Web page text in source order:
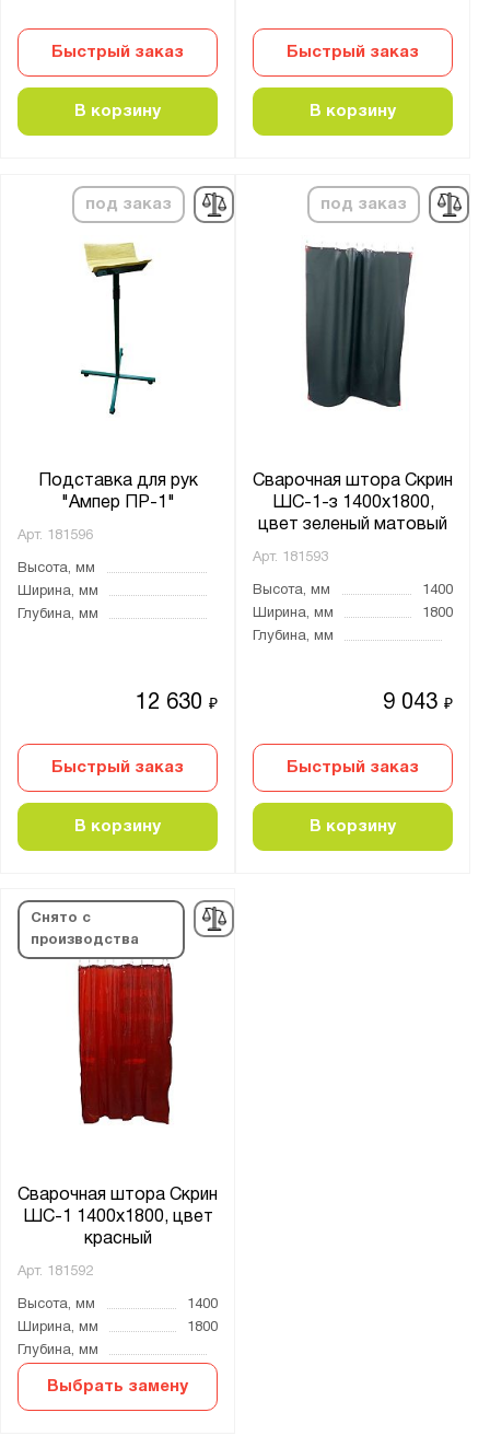
Быстрый заказ
В корзину
Быстрый заказ
В корзину
под заказ
Подставка для рук
"Ампер ПР-1"
Арт. 181596
Высота, мм
Ширина, мм
Глубина, мм
12 630₽
Быстрый заказ
В корзину
под заказ
Сварочная штора Скрин
ШС-1-з 1400х1800,
цвет зеленый матовый
Арт. 181593
Высота, мм
1400
Ширина, мм
1800
Глубина, мм
9 043₽
Быстрый заказ
В корзину
Снято с
производства
Сварочная штора Скрин
ШС-1 1400х1800, цвет
красный
Арт. 181592
Высота, мм
1400
Ширина, мм
1800
Глубина, мм
Выбрать замену